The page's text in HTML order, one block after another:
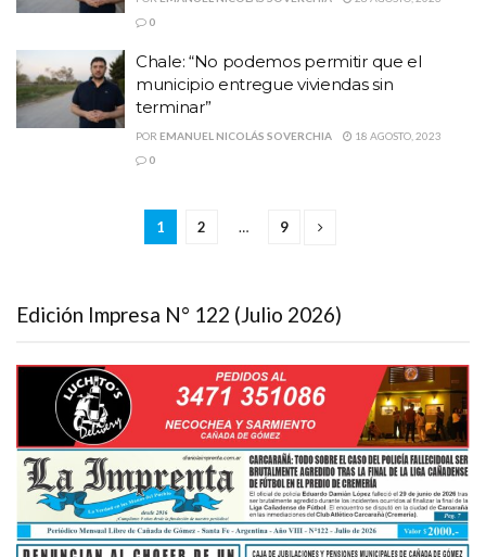
0
Chale: “No podemos permitir que el
municipio entregue viviendas sin
terminar”
POR EMANUEL NICOLÁS SOVERCHIA
18 AGOSTO, 2023
0
1 2 … 9
Edición Impresa N° 122 (Julio 2026)